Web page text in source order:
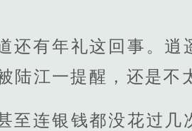
还有年礼这回事。逍
陆江一提醒，还是不
至连银钱都没花过几